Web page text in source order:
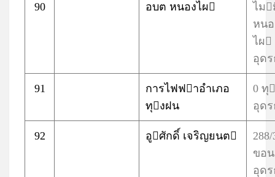
90 อบต​ หนองไผ
ไม
หน
ไผ
อุด
91
การไฟฟาอำเภอ
ทุงฝน
0 ทุ
อุด
92 อูศักดิ์ เจริญยนต
ขอน
อุด